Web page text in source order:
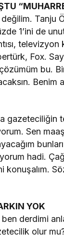
değilim.
1’ini de
Fox.
bu.
Benim
gazeteciliğin
Sen
hadi.
konuşalım.
YOK
derdimi
olur